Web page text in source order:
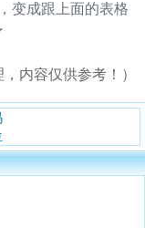
成跟上面的表格
内容仅供参考！）